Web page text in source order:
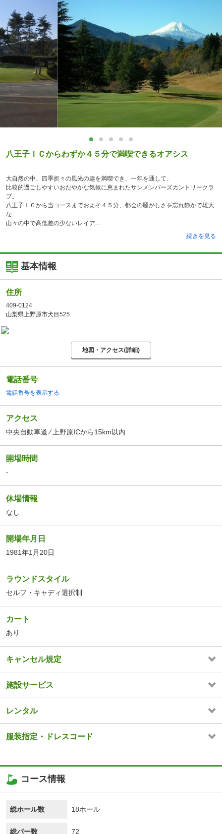
八王子ＩＣからわずか４５分で満喫できるオアシス
大自然の中、四季折々の風光の趣を満喫でき、一年を通して、
比較的過ごしやすいおだやかな気候に恵まれたサンメンバーズカントリークラ
ブ。
八王子ＩＣから当コースまでおよそ４５分、都会の騒がしさを忘れ静かで雄大
な
山々の中で高低差の少ないレイア
続きを見る
基本情報
住所
409-0124
山梨県上野原市犬目525
地図・アクセス(詳細)
電話番号
電話番号を表示する
アクセス
中央自動車道 ⁄ 上野原ICから15km以内
開場時間
-
休場情報
なし
開場年月日
1981年1月20日
ラウンドスタイル
セルフ・キャディ選択制
カート
あり
キャンセル規定
施設サービス
レンタル
服装指定・ドレスコード
コース情報
総ホール数 18ホール
総パー数 72